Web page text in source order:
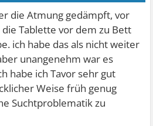
die Atmung gedämpft, vor
Tablette vor dem zu Bett
ich habe das als nicht weiter
unangenehm war es
habe ich Tavor sehr gut
Weise früh genug
Suchtproblematik zu